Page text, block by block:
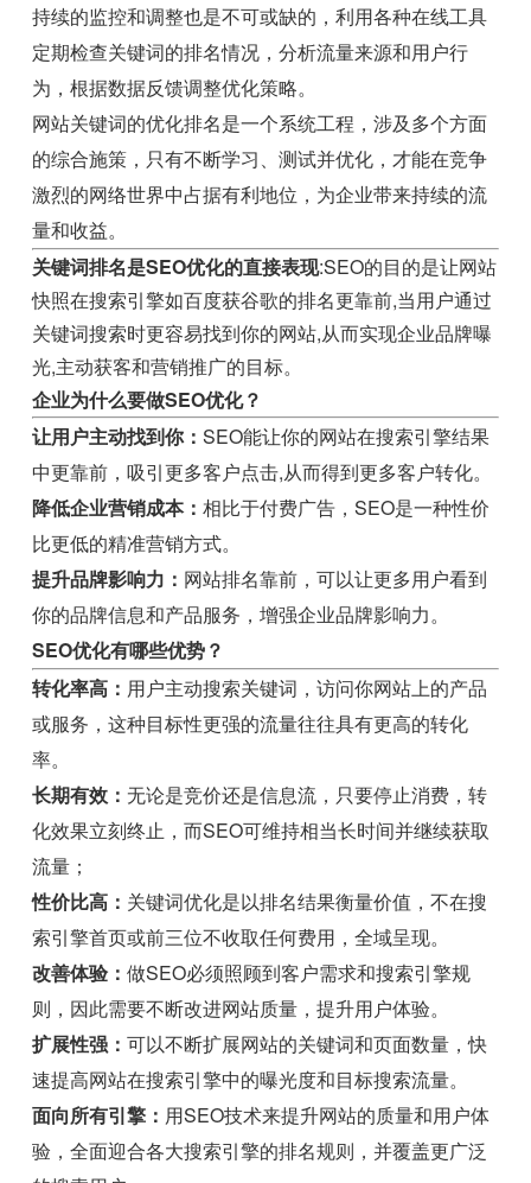
持续的监控和调整也是不可或缺的，利用各种在线工具
定期检查关键词的排名情况，分析流量来源和用户行
为，根据数据反馈调整优化策略。
网站关键词的优化排名是一个系统工程，涉及多个方面
的综合施策，只有不断学习、测试并优化，才能在竞争
激烈的网络世界中占据有利地位，为企业带来持续的流
量和收益。
关键词排名是SEO优化的直接表现:SEO的目的是让网站
快照在搜索引擎如百度获谷歌的排名更靠前,当用户通过
关键词搜索时更容易找到你的网站,从而实现企业品牌曝
光,主动获客和营销推广的目标。
企业为什么要做SEO优化？
让用户主动找到你：SEO能让你的网站在搜索引擎结果
中更靠前，吸引更多客户点击,从而得到更多客户转化。
降低企业营销成本：相比于付费广告，SEO是一种性价
比更低的精准营销方式。
提升品牌影响力： 网站排名靠前，可以让更多用户看到
你的品牌信息和产品服务，增强企业品牌影响力。
SEO优化有哪些优势？
转化率高： 用户主动搜索关键词，访问你网站上的产品
或服务，这种目标性更强的流量往往具有更高的转化
率。
长期有效：无论是竞价还是信息流，只要停止消费，转
化效果立刻终止，而SEO可维持相当长时间并继续获取
流量；
性价比高： 关键词优化是以排名结果衡量价值，不在搜
索引擎首页或前三位不收取任何费用，全域呈现。
改善体验：做SEO必须照顾到客户需求和搜索引擎规
则，因此需要不断改进网站质量，提升用户体验。
扩展性强：可以不断扩展网站的关键词和页面数量，快
速提高网站在搜索引擎中的曝光度和目标搜索流量。
面向所有引擎： 用SEO技术来提升网站的质量和用户体
验，全面迎合各大搜索引擎的排名规则，并覆盖更广泛